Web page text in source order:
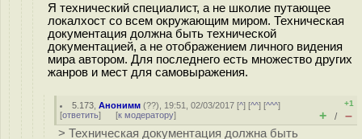
Я технический специалист, а не школие путающее
локалхост со всем окружающим миром. Техническая
документация должна быть технической
документацией, а не отображением личного видения
мира автором. Для последнего есть множество других
жанров и мест для самовыражения.
5.173 ,Анонимм (??), 19:51, 02/03/2017 [^] [^^] [^^^]
[ответить] [к модератору]
+1
+ / –
> Техническая документация должна быть